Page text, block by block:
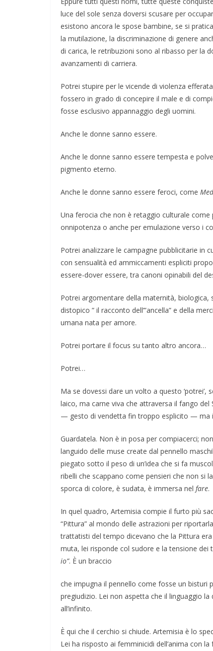
luce del sole senza doversi scusare per
esistono ancora le spose bambine, se si
la mutilazione, la discriminazione di genere
di carica, le retribuzioni sono al ribasso per la
avanzamenti di carriera.
Potrei stupire per le vicende di violenza
fossero in grado di concepire il male e di
fosse esclusivo appannaggio degli uomini.
Anche le donne sanno essere.
Anche le donne sanno essere tempesta e
pigmento eterno.
Anche le donne sanno essere feroci, come
Una ferocia che non è retaggio culturale
onnipotenza o anche per emulazione verso i
Potrei analizzare le campagne pubblicitarie in
con sensualità ed ammiccamenti espliciti
essere-dover essere, tra canoni opinabili del
Potrei argomentare della maternità,
distopico ” il racconto dell’”ancella” e della
umana nata per amore.
Potrei portare il focus su tanto altro ancora…
Potrei…
Ma se dovessi dare un volto a questo ‘potrei’,
laico, ma carne viva che attraversa il fango del
— gesto di vendetta fin troppo esplicito — ma
Guardatela. Non è in posa per compiacerci;
languido delle muse create dal pennello
piegato sotto il peso di un’idea che si fa
ribelli che scappano come pensieri che non si
sporca di colore, è sudata, è immersa nel fare.
In quel quadro, Artemisia compie il furto più
“Pittura” al mondo delle astrazioni per
trattatisti del tempo dicevano che la Pittura
muta, lei risponde col sudore e la tensione dei
io”. È un braccio
che impugna il pennello come fosse un bisturi
pregiudizio. Lei non aspetta che il linguaggio
all’infinito.
È qui che il cerchio si chiude. Artemisia è lo
Lei ha risposto ai femminicidi dell’anima con